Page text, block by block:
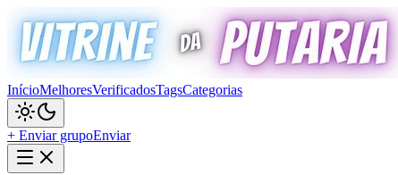
InícioMelhoresVerificadosTagsCategorias
+ Enviar grupoEnviar